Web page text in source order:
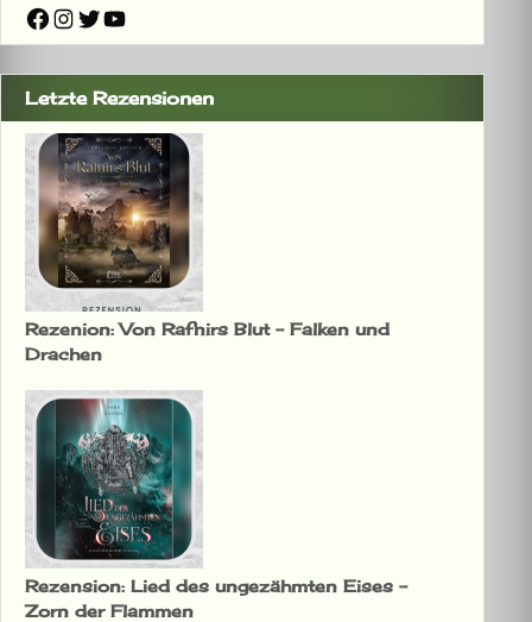
Facebook
Instagram
Twitter
YouTube
Letzte Rezensionen
Rezenion: Von Rafnirs Blut – Falken und
Drachen
Rezension: Lied des ungezähmten Eises –
Zorn der Flammen